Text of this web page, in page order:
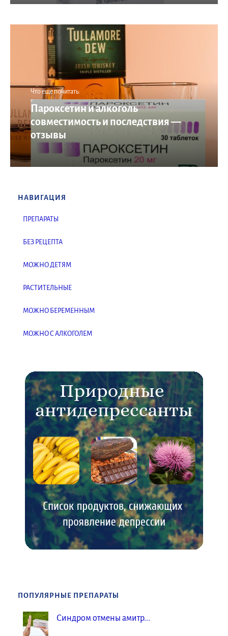
Что еще почитать:
Пароксетин и алкоголь
совместимость и последствия —
отзывы
НАВИГАЦИЯ
ПРЕПАРАТЫ
БЕЗ РЕЦЕПТА
МОЖНО ДЕТЯМ
РАСТИТЕЛЬНЫЕ
МОЖНО БЕРЕМЕННЫМ
МОЖНО С АЛКОГОЛЕМ
ПОПУЛЯРНЫЕ ПРЕПАРАТЫ
Синдром отмены амитр...